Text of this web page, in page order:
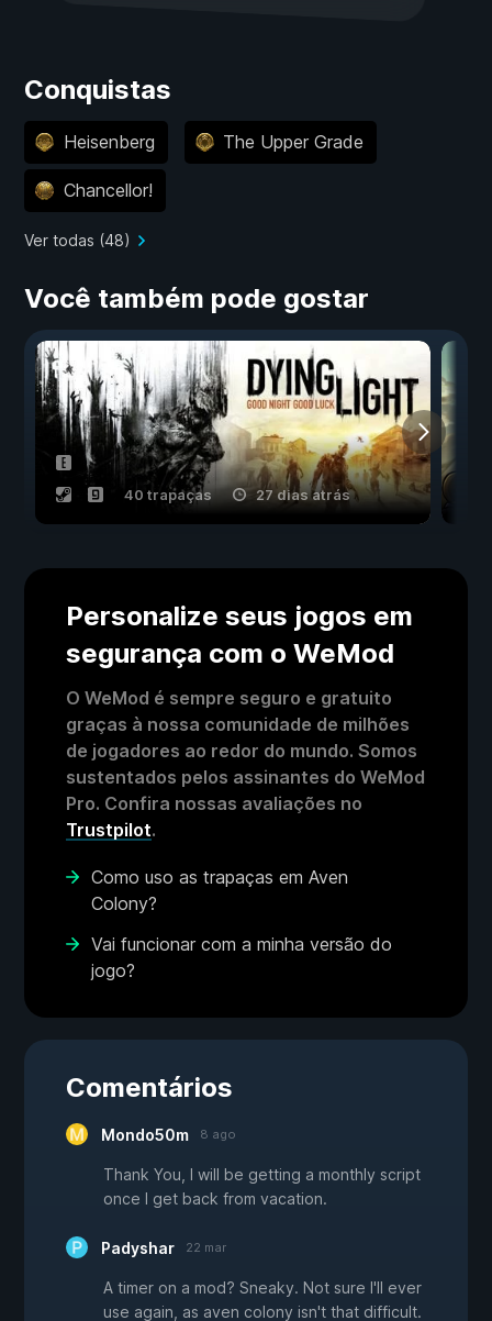
Conquistas
Heisenberg The Upper Grade
Chancellor!
Ver todas (48)
Você também pode gostar
40 trapaças 27 dias atrás
Personalize seus jogos em
segurança com o WeMod
O WeMod é sempre seguro e gratuito
graças à nossa comunidade de milhões
de jogadores ao redor do mundo. Somos
sustentados pelos assinantes do WeMod
Pro. Confira nossas avaliações no
Trustpilot.
Como uso as trapaças em Aven
Colony?
Vai funcionar com a minha versão do
jogo?
Comentários
Mondo50m 8 ago
Thank You, I will be getting a monthly script
once I get back from vacation.
Padyshar 22 mar
A timer on a mod? Sneaky. Not sure I'll ever
use again, as aven colony isn't that difficult.